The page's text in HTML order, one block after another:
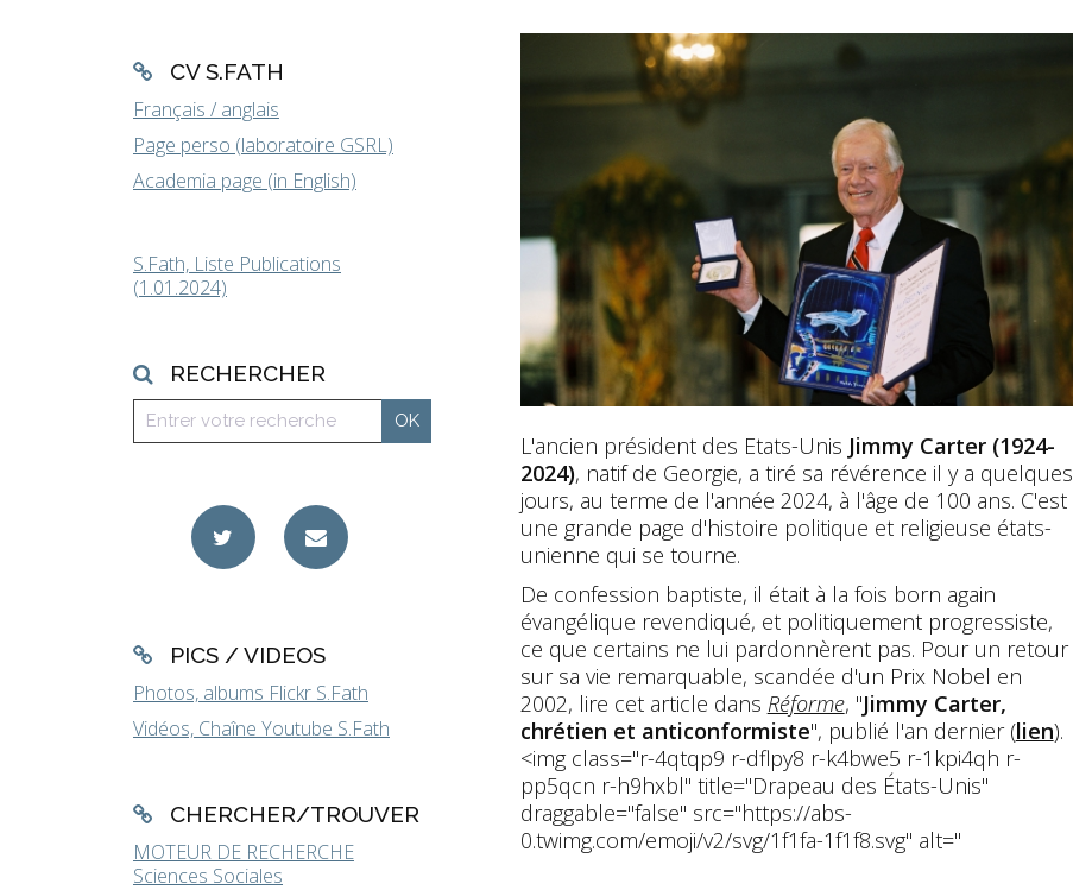
CV S.FATH
Français / anglais
Page perso (laboratoire GSRL)
Academia page (in English)
S.Fath, Liste Publications
(1.01.2024)
RECHERCHER
PICS / VIDEOS
Photos, albums Flickr S.Fath
Vidéos, Chaîne Youtube S.Fath
CHERCHER/TROUVER
MOTEUR DE RECHERCHE
Sciences Sociales
L'ancien président des Etats-Unis Jimmy Carter (1924-
2024), natif de Georgie, a tiré sa révérence il y a quelques
jours, au terme de l'année 2024, à l'âge de 100 ans. C'est
une grande page d'histoire politique et religieuse états-
unienne qui se tourne.
De confession baptiste, il était à la fois born again
évangélique revendiqué, et politiquement progressiste,
ce que certains ne lui pardonnèrent pas. Pour un retour
sur sa vie remarquable, scandée d'un Prix Nobel en
2002, lire cet article dans Réforme, "Jimmy Carter,
chrétien et anticonformiste", publié l'an dernier (lien).
<img class="r-4qtqp9 r-dflpy8 r-k4bwe5 r-1kpi4qh r-
pp5qcn r-h9hxbl" title="Drapeau des États-Unis"
draggable="false" src="https://abs-
0.twimg.com/emoji/v2/svg/1f1fa-1f1f8.svg" alt="